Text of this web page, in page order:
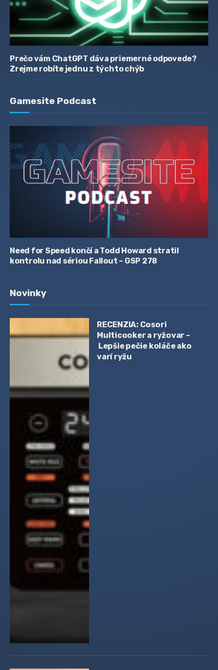
Prečo vám ChatGPT dáva priemerné odpovede?
Zrejme robíte jednu z týchto chýb
Gamesite Podcast
Need for Speed končí a Todd Howard stratil
kontrolu nad sériou Fallout – GSP 278
Novinky
RECENZIA: Cosori
Multicooker a ryžovar –
Lepšie pečie koláče ako
varí ryžu